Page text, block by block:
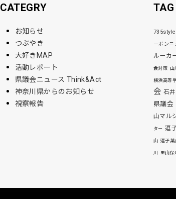
CATEGRY
お知らせ
つぶやき
大好きMAP
活動レポート
県議会ニュース Think&Act
神奈川県からのお知らせ
視察報告
TAG
735style
ーボンニ
ルーカ
食対策 山
横浜高等
会 石
県議会
山マル
ター 逗
山 逗子葉
川 里山保